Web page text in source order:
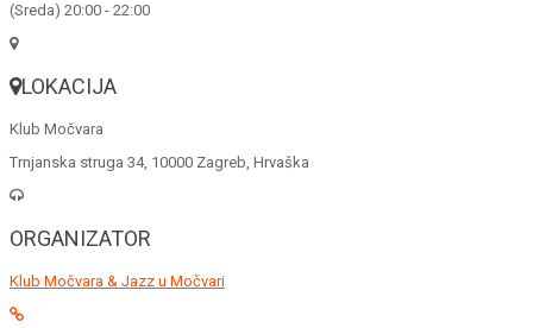
(Sreda) 20:00 - 22:00
LOKACIJA
Klub Močvara
Trnjanska struga 34, 10000 Zagreb, Hrvaška
ORGANIZATOR
Klub Močvara & Jazz u Močvari